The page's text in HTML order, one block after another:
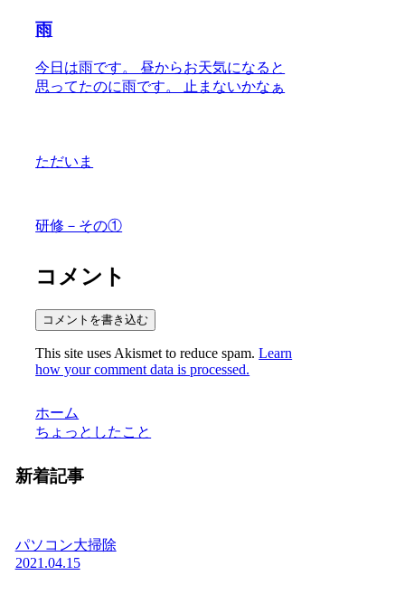
雨
今日は雨です。 昼からお天気になると
思ってたのに雨です。 止まないかなぁ
ただいま
研修－その①
コメント
コメントを書き込む
This site uses Akismet to reduce spam.Learn
how your comment data is processed.
ホーム
ちょっとしたこと
新着記事
パソコン大掃除
2021.04.15